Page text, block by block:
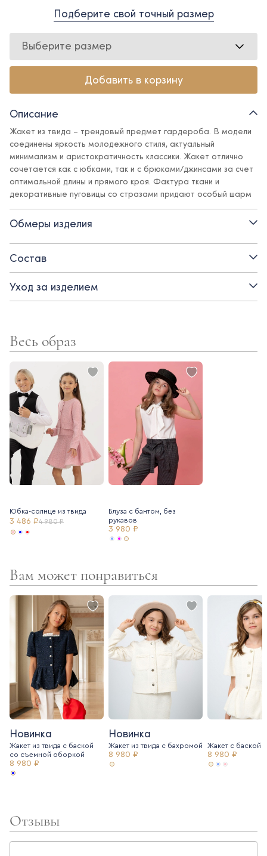
Подберите свой точный размер
Выберите размер
Добавить в корзину
Описание
Жакет из твида – трендовый предмет гардероба. В модели
соединены яркость молодежного стиля, актуальный
минимализм и аристократичность классики. Жакет отлично
сочетается как с юбками, так и с брюками/джинсами за счет
оптимальной длины и прямого кроя. Фактура ткани и
декоративные пуговицы со стразами придают особый шарм
и элегантность, а поливискозная подкладка обеспечит
комфорт.
Детали:
- застежка - декоративные пуговицы
- поливискозная подкладка
- фактурная трендовая ткань
Обмеры изделия
Состав
Уход за изделием
Весь образ
Юбка-солнце из твида
3 486 ₽4 980 ₽
Блуза с бантом, без
рукавов
3 980 ₽
Вам может понравиться
Новинка
Жакет из твида с баской
со съемной оборкой
8 980 ₽
Новинка
Жакет из твида c бахромой
8 980 ₽
Жакет с баской
8 980 ₽
Отзывы